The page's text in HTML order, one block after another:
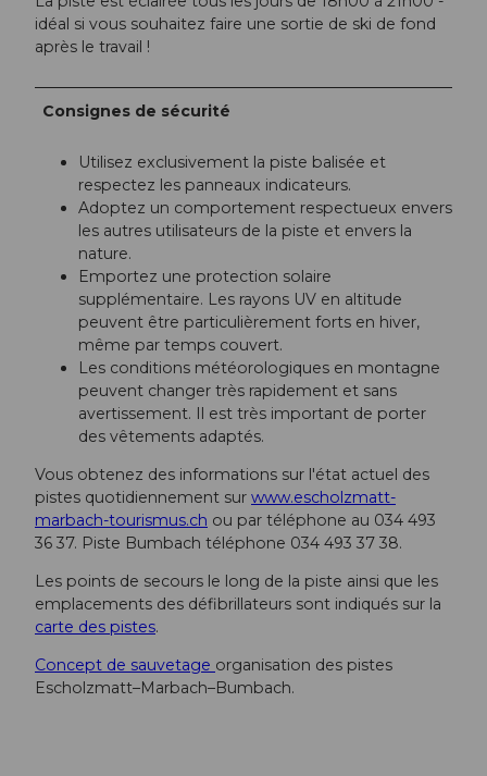
idéal si vous souhaitez faire une sortie de ski de fond
après le travail !
Consignes de sécurité
Utilisez exclusivement la piste balisée et
respectez les panneaux indicateurs.
Adoptez un comportement respectueux envers
les autres utilisateurs de la piste et envers la
nature.
Emportez une protection solaire
supplémentaire. Les rayons UV en altitude
peuvent être particulièrement forts en hiver,
même par temps couvert.
Les conditions météorologiques en montagne
peuvent changer très rapidement et sans
avertissement. Il est très important de porter
des vêtements adaptés.
Vous obtenez des informations sur l'état actuel des
pistes quotidiennement sur www.escholzmatt-
marbach-tourismus.ch ou par téléphone au 034 493
36 37. Piste Bumbach téléphone 034 493 37 38.
Les points de secours le long de la piste ainsi que les
emplacements des défibrillateurs sont indiqués sur la
carte des pistes.
Concept de sauvetage organisation des pistes
Escholzmatt–Marbach–Bumbach.